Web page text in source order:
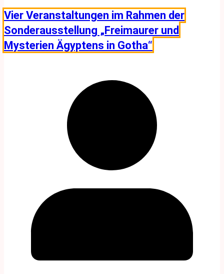
Vier Veranstaltungen im Rahmen der
Sonderausstellung „Freimaurer und
Mysterien Ägyptens in Gotha“